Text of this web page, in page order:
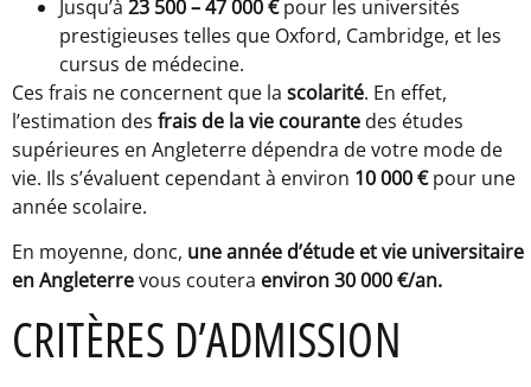
Jusqu’à 23 500 – 47 000 €pour les universités
prestigieuses telles que Oxford, Cambridge, et les
cursus de médecine.
Ces frais ne concernent que la scolarité. En effet,
l’estimation des frais de la vie courante des études
supérieures en Angleterre dépendra de votre mode de
vie. Ils s’évaluent cependant à environ 10 000 €pour une
année scolaire.
En moyenne, donc, une année d’étude et vie universitaire
en Angleterrevous coutera environ 30 000 €/an.
CRITÈRES D’ADMISSION